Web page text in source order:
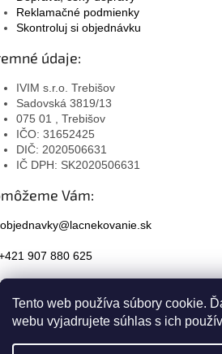
Tento web používa súbory cookie.
webu vyjadrujete súhlas s ich
Reklamačné podmienky
Skontroluj si objednávku
údaje:
IVIM s.r.o. Trebišov
Sadovská 3819/13
075 01 , Trebišov
IČO: 31652425
DIČ: 2020506631
IČ DPH: SK2020506631
Vám:
objednavky@lacnekovanie.sk
907 880 625